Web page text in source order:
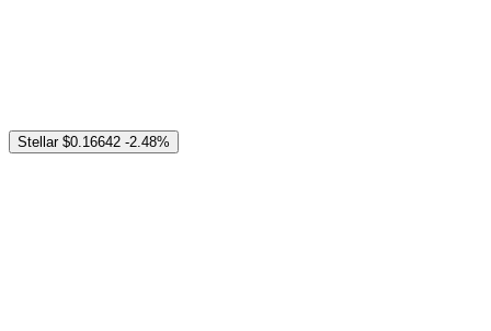
Stellar $0.16642 -2.48%